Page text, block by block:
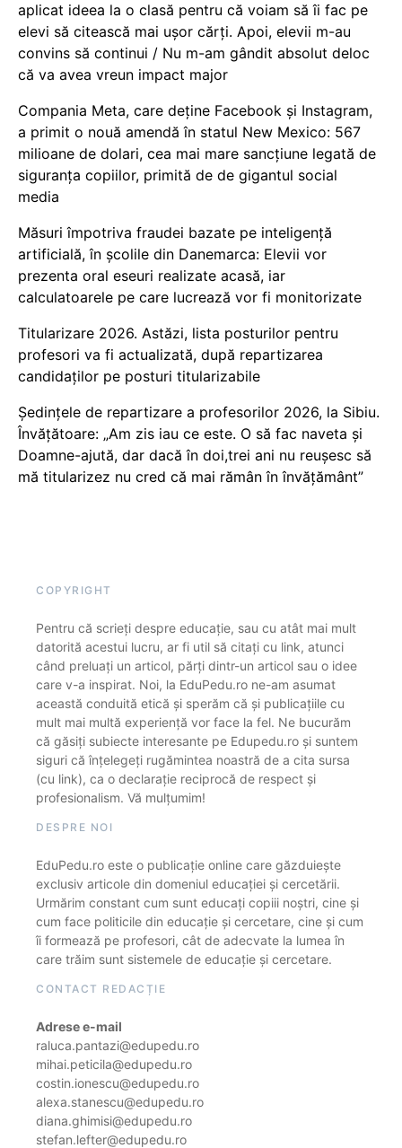
aplicat ideea la o clasă pentru că voiam să îi fac pe
elevi să citească mai ușor cărți. Apoi, elevii m-au
convins să continui / Nu m-am gândit absolut deloc
că va avea vreun impact major
Compania Meta, care deține Facebook și Instagram,
a primit o nouă amendă în statul New Mexico: 567
milioane de dolari, cea mai mare sancțiune legată de
siguranța copiilor, primită de de gigantul social
media
Măsuri împotriva fraudei bazate pe inteligență
artificială, în școlile din Danemarca: Elevii vor
prezenta oral eseuri realizate acasă, iar
calculatoarele pe care lucrează vor fi monitorizate
Titularizare 2026. Astăzi, lista posturilor pentru
profesori va fi actualizată, după repartizarea
candidaților pe posturi titularizabile
Ședințele de repartizare a profesorilor 2026, la Sibiu.
Învățătoare: „Am zis iau ce este. O să fac naveta și
Doamne-ajută, dar dacă în doi,trei ani nu reușesc să
mă titularizez nu cred că mai rămân în învățământ”
COPYRIGHT
Pentru că scrieți despre educație, sau cu atât mai mult
datorită acestui lucru, ar fi util să citați cu link, atunci
când preluați un articol, părți dintr-un articol sau o idee
care v-a inspirat. Noi, la EduPedu.ro ne-am asumat
această conduită etică și sperăm că și publicațiile cu
mult mai multă experiență vor face la fel. Ne bucurăm
că găsiți subiecte interesante pe Edupedu.ro și suntem
siguri că înțelegeți rugămintea noastră de a cita sursa
(cu link), ca o declarație reciprocă de respect și
profesionalism. Vă mulțumim!
DESPRE NOI
EduPedu.ro este o publicație online care găzduiește
exclusiv articole din domeniul educației și cercetării.
Urmărim constant cum sunt educați copiii noștri, cine și
cum face politicile din educație și cercetare, cine și cum
îi formează pe profesori, cât de adecvate la lumea în
care trăim sunt sistemele de educație și cercetare.
CONTACT REDACȚIE
Adrese e-mail
raluca.pantazi@edupedu.ro
mihai.peticila@edupedu.ro
costin.ionescu@edupedu.ro
alexa.stanescu@edupedu.ro
diana.ghimisi@edupedu.ro
stefan.lefter@edupedu.ro